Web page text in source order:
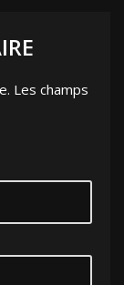
Les champs